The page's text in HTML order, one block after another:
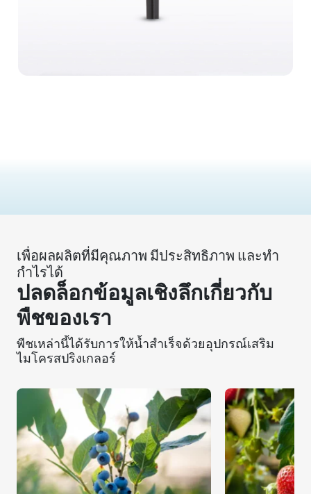
เพื่อผลผลิตที่มีคุณภาพ มีประสิทธิภาพ และทำ
กำไรได้
ปลดล็อกข้อมูลเชิงลึกเกี่ยวกับ
พืชของเรา
พืชเหล่านี้ได้รับการให้น้ำสำเร็จด้วยอุปกรณ์เสริม
ไมโครสปริงเกลอร์